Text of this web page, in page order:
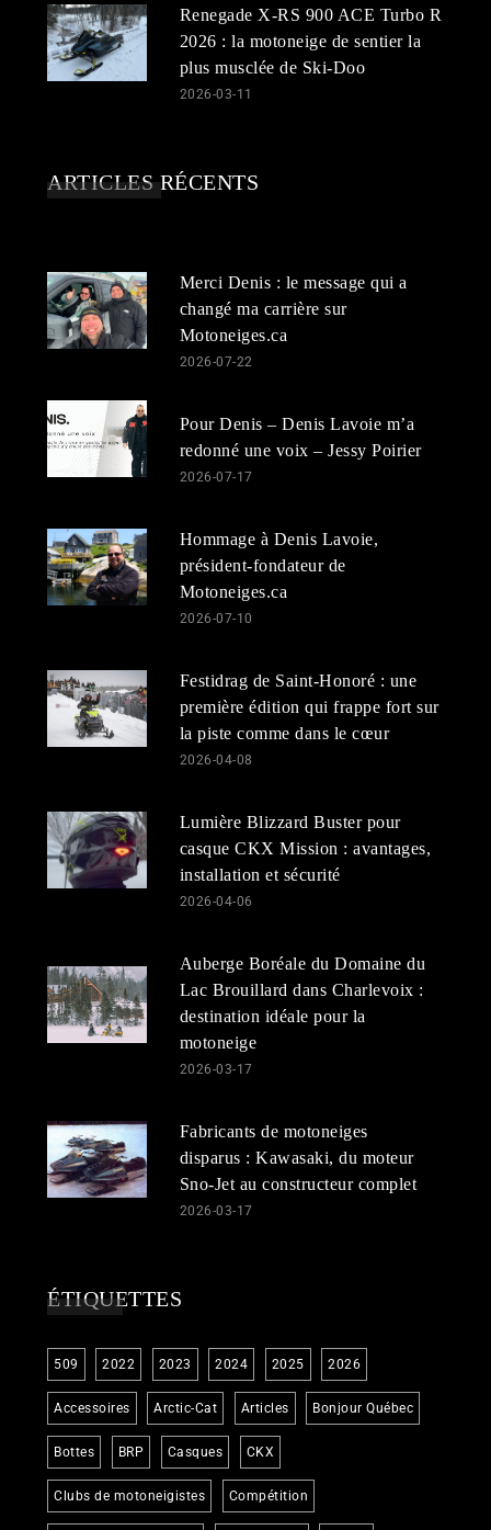
Renegade X-RS 900 ACE Turbo R
2026 : la motoneige de sentier la
plus musclée de Ski-Doo
2026-03-11
ARTICLES RÉCENTS
Merci Denis : le message qui a
changé ma carrière sur
Motoneiges.ca
2026-07-22
Pour Denis – Denis Lavoie m’a
redonné une voix – Jessy Poirier
2026-07-17
Hommage à Denis Lavoie,
président-fondateur de
Motoneiges.ca
2026-07-10
Festidrag de Saint-Honoré : une
première édition qui frappe fort sur
la piste comme dans le cœur
2026-04-08
Lumière Blizzard Buster pour
casque CKX Mission : avantages,
installation et sécurité
2026-04-06
Auberge Boréale du Domaine du
Lac Brouillard dans Charlevoix :
destination idéale pour la
motoneige
2026-03-17
Fabricants de motoneiges
disparus : Kawasaki, du moteur
Sno-Jet au constructeur complet
2026-03-17
ÉTIQUETTES
509 2022 2023 2024 2025 2026
Accessoires Arctic-Cat Articles Bonjour Québec
Bottes BRP Casques CKX
Clubs de motoneigistes Compétition